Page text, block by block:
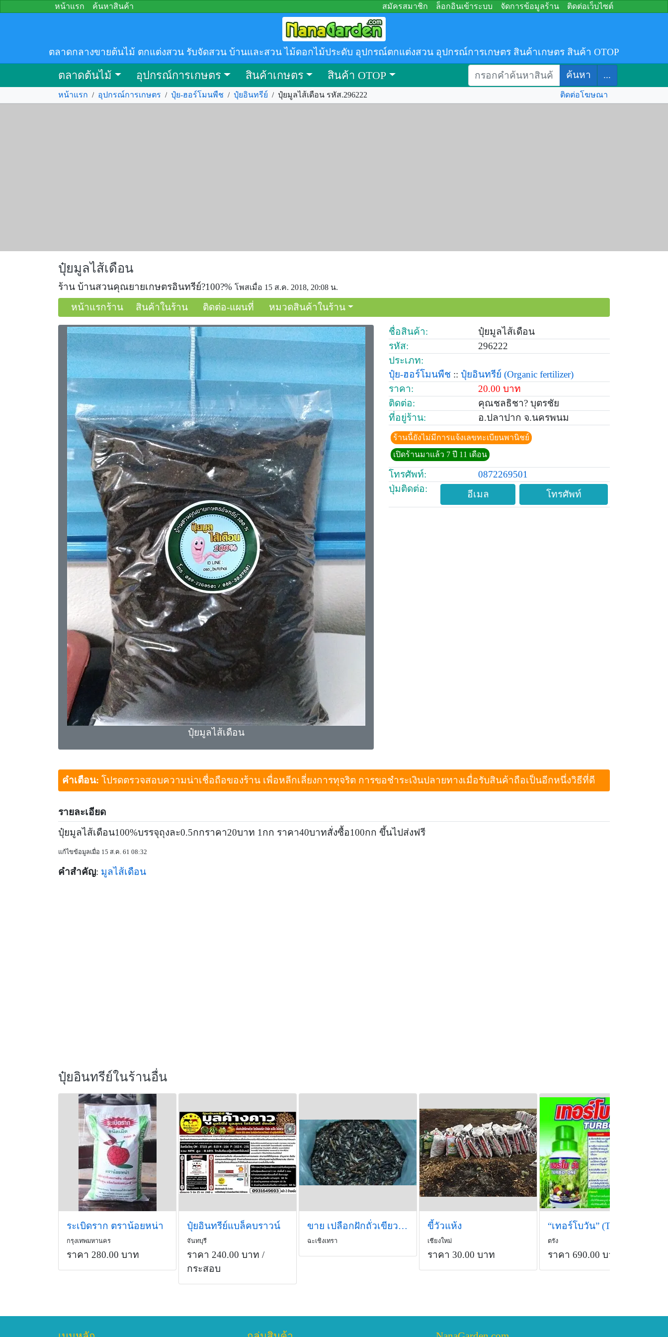
หน้าแรก ค้นหาสินค้า สมัครสมาชิก ล็อกอินเข้าระบบ จัดการข้อมูลร้าน ติดต่อเว็บไซต์
ตลาดกลางขายต้นไม้ ตกแต่งสวน รับจัดสวน บ้านและสวน ไม้ดอกไม้ประดับ อุปกรณ์ตกแต่งสวน อุปกรณ์การเกษตร สินค้าเกษตร สินค้า OTOP
ตลาดต้นไม้ อุปกรณ์การเกษตร สินค้าเกษตร สินค้า OTOP ค้นหา ...
หน้าแรก / อุปกรณ์การเกษตร / ปุ๋ย-ฮอร์โมนพืช / ปุ๋ยอินทรีย์ / ปุ๋ยมูลไส้เดือน รหัส.296222 ติดต่อโฆษณา
ปุ๋ยมูลไส้เดือน
ร้าน บ้านสวนคุณยายเกษตรอินทรีย์?100?% โพสเมื่อ 15 ส.ค. 2018, 20:08 น.
หน้าแรกร้าน สินค้าในร้าน ติดต่อ-แผนที่ หมวดสินค้าในร้าน
ปุ๋ยมูลไส้เดือน
ชื่อสินค้า:
ปุ๋ยมูลไส้เดือน
รหัส:
296222
ประเภท:
ปุ๋ย-ฮอร์โมนพืช :: ปุ๋ยอินทรีย์ (Organic fertilizer)
ราคา:
20.00 บาท
ติดต่อ:
คุณชลธิชา? บุตรชัย
ที่อยู่ร้าน:
อ.ปลาปาก จ.นครพนม
ร้านนี้ยังไม่มีการแจ้งเลขทะเบียนพานิชย์
เปิดร้านมาแล้ว 7 ปี 11 เดือน
โทรศัพท์:
0872269501
ปุ่มติดต่อ:
อีเมล โทรศัพท์
คำเตือน: โปรดตรวจสอบความน่าเชื่อถือของร้าน เพื่อหลีกเลี่ยงการทุจริต การขอชำระเงินปลายทางเมื่อรับสินค้าถือเป็นอีกหนึ่งวิธีที่ดี
รายละเอียด
ปุ๋ยมูลไส้เดือน100%บรรจุถุงละ0.5กกราคา20บาท 1กก ราคา40บาทสั่งซื้อ100กก ขึ้นไปส่งฟรี
แก้ไขข้อมูลเมื่อ 15 ส.ค. 61 08:32
คำสำคัญ: มูลไส้เดือน
ปุ๋ยอินทรีย์ในร้านอื่น
ระเบิดราก ตราน้อยหน่า
กรุงเทพมหานคร
ราคา 280.00 บาท
ปุ๋ยอินทรีย์แบล็คบราวน์
จันทบุรี
ราคา 240.00 บาท /
กระสอบ
ขาย เปลือกฝักถั่วเขียวแห้ง เป็นอาหารสัตว์ ทำปุ๋ยใส่ต้นไม้
ฉะเชิงเทรา
ขี้วัวแห้ง
เชียงใหม่
ราคา 30.00 บาท
ตรัง
ราคา 690.00 บาท